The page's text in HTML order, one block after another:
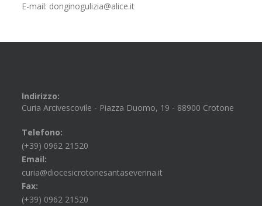
E-mail: donginogulizia@alice.it
Indirizzo:
Curia Arcivescovile - Piazza Duomo, 19 - 88900 Crotone
Telefono:
(+39) 0962 21520
Email:
curia@diocesicrotonesantaseverina.it
Fax:
(+39) 0962 21520